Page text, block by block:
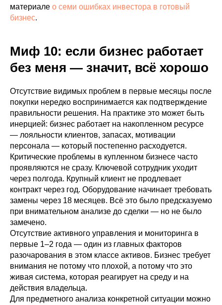
материале о семи ошибках инвестора в готовый
бизнес.
Миф 10: если бизнес работает
без меня — значит, всё хорошо
Отсутствие видимых проблем в первые месяцы после
покупки нередко воспринимается как подтверждение
правильности решения. На практике это может быть
инерцией: бизнес работает на накопленном ресурсе
— лояльности клиентов, запасах, мотивации
персонала — который постепенно расходуется.
Критические проблемы в купленном бизнесе часто
проявляются не сразу. Ключевой сотрудник уходит
через полгода. Крупный клиент не продлевает
контракт через год. Оборудование начинает требовать
замены через 18 месяцев. Всё это было предсказуемо
при внимательном анализе до сделки — но не было
замечено.
Отсутствие активного управления и мониторинга в
первые 1–2 года — один из главных факторов
разочарования в этом классе активов. Бизнес требует
внимания не потому что плохой, а потому что это
живая система, которая реагирует на среду и на
действия владельца.
Для предметного анализа конкретной ситуации можно